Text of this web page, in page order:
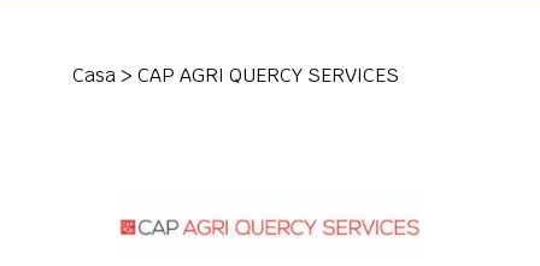
Casa > CAP AGRI QUERCY SERVICES